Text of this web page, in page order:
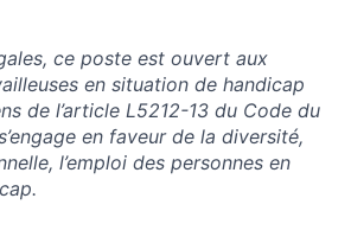
ce poste est ouvert aux
en situation de handicap
de l’article L5212-13 du Code du
en faveur de la diversité,
l’emploi des personnes en